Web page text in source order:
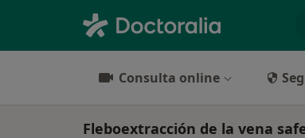
Consulta online
Fleboextracción de la vena